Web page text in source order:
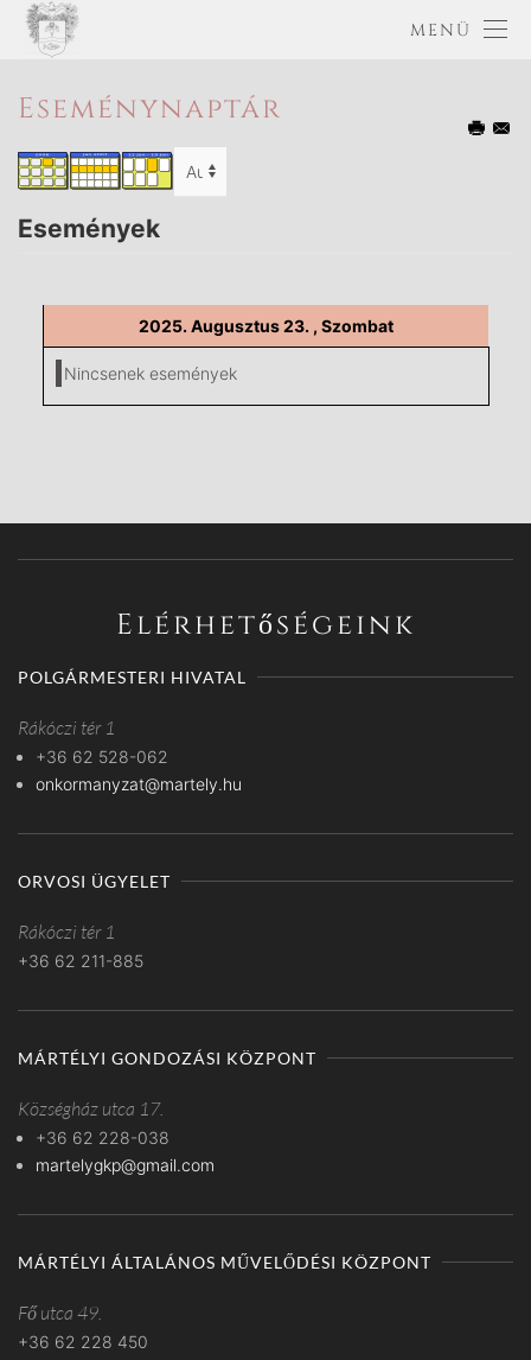
MENÜ
Eseménynaptár
Események
2025. Augusztus 23. , Szombat
Nincsenek események
Elérhetőségeink
POLGÁRMESTERI HIVATAL
Rákóczi tér 1
+36 62 528-062
onkormanyzat@martely.hu
ORVOSI ÜGYELET
Rákóczi tér 1
+36 62 211-885
MÁRTÉLYI GONDOZÁSI KÖZPONT
Községház utca 17.
+36 62 228-038
martelygkp@gmail.com
MÁRTÉLYI ÁLTALÁNOS MŰVELŐDÉSI KÖZPONT
Fő utca 49.
+36 62 228 450